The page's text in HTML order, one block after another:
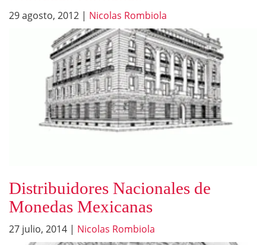
29 agosto, 2012 | Nicolas Rombiola
Distribuidores Nacionales de
Monedas Mexicanas
27 julio, 2014 | Nicolas Rombiola